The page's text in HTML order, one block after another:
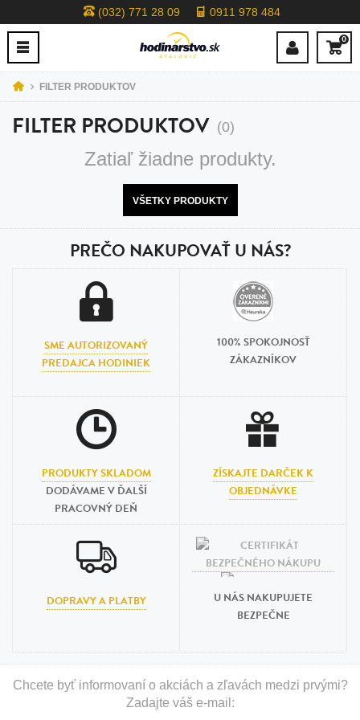
(032) 771 28 09 0911 978 484
0
FILTER PRODUKTOV
FILTER PRODUKTOV (0)
Zatiaľ žiadne produkty.
VŠETKY PRODUKTY
PREČO NAKUPOVAŤ U NÁS?
SME AUTORIZOVANÝ
PREDAJCA HODINIEK
100% SPOKOJNOSŤ
ZÁKAZNÍKOV
PRODUKTY SKLADOM
DODÁVAME V ĎALŠÍ
PRACOVNÝ DEŇ
ZÍSKAJTE DARČEK K
OBJEDNÁVKE
DOPRAVY A PLATBY
U NÁS NAKUPUJETE
BEZPEČNE
Chcete byť informovaní o akciách a zľavách medzi prvými?
Zadajte váš e-mail: